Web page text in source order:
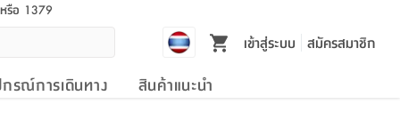
รือ 1379
เข้าสู่ระบบ สมัครสมาชิก
รณ์การเดินทาง สินค้าแนะนำ